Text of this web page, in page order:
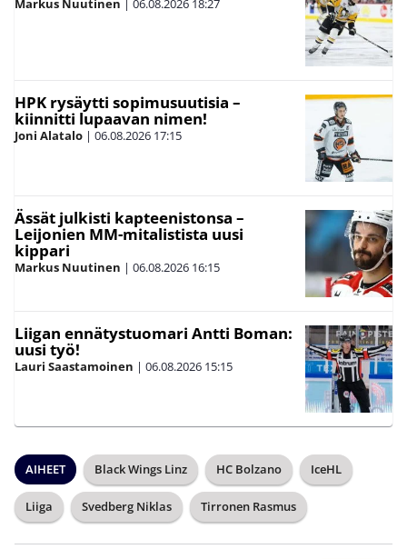
HPK rysäytti sopimusuutisia –
kiinnitti lupaavan nimen!
Joni Alatalo | 06.08.2026 17:15
Ässät julkisti kapteenistonsa –
Leijonien MM-mitalistista uusi
kippari
Markus Nuutinen | 06.08.2026 16:15
Liigan ennätystuomari Antti Boman:
uusi työ!
Lauri Saastamoinen | 06.08.2026 15:15
AIHEET Black Wings Linz HC Bolzano IceHL
Liiga Svedberg Niklas Tirronen Rasmus